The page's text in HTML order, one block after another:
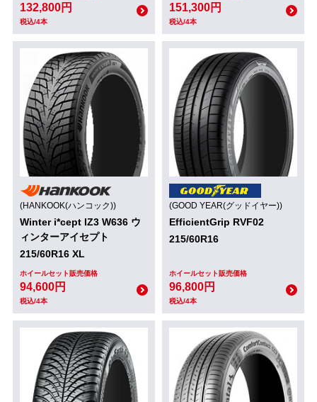
132,800円
税込/4本
151,300円
税込/4本
(HANKOOK(ハンコック))
Winter i*cept IZ3 W636 ウ
ィンターアイセプト
215/60R16 XL
ホイールセット販売価格
94,600円
税込/4本
(GOOD YEAR(グッドイヤー))
EfficientGrip RVF02
215/60R16
ホイールセット販売価格
96,800円
税込/4本